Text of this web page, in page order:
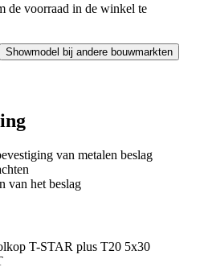
de voorraad in de winkel te
Showmodel bij andere bouwmarkten
van metalen beslag
van het beslag
T-STAR plus T20 5x30